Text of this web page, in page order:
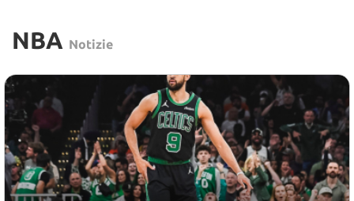
NBA Notizie